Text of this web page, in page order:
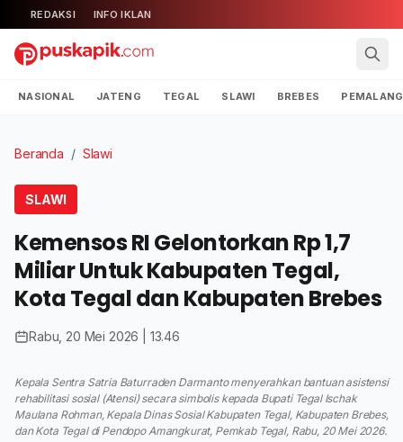
REDAKSI INFO IKLAN
NASIONAL JATENG TEGAL SLAWI BREBES PEMALANG
Beranda / Slawi
SLAWI
Kemensos RI Gelontorkan Rp 1,7
Miliar Untuk Kabupaten Tegal,
Kota Tegal dan Kabupaten Brebes
Rabu, 20 Mei 2026 | 13.46
Kepala Sentra Satria Baturraden Darmanto menyerahkan bantuan asistensi
rehabilitasi sosial (Atensi) secara simbolis kepada Bupati Tegal Ischak
Maulana Rohman, Kepala Dinas Sosial Kabupaten Tegal, Kabupaten Brebes,
dan Kota Tegal di Pendopo Amangkurat, Pemkab Tegal, Rabu, 20 Mei 2026.